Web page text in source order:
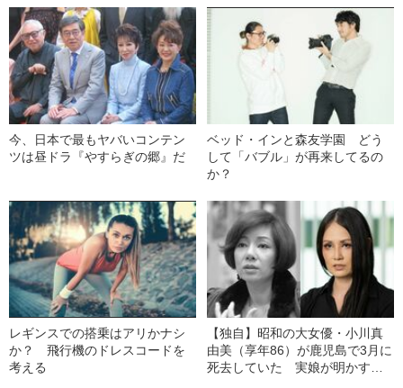
今、日本で最もヤバいコンテン
ツは昼ドラ『やすらぎの郷』だ
ベッド・インと森友学園 どう
して「バブル」が再来してるの
か？
レギンスでの搭乗はアリかナシ
か？ 飛行機のドレスコードを
考える
【独自】昭和の大女優・小川真
由美（享年86）が鹿児島で3月に
死去していた 実娘が明かす